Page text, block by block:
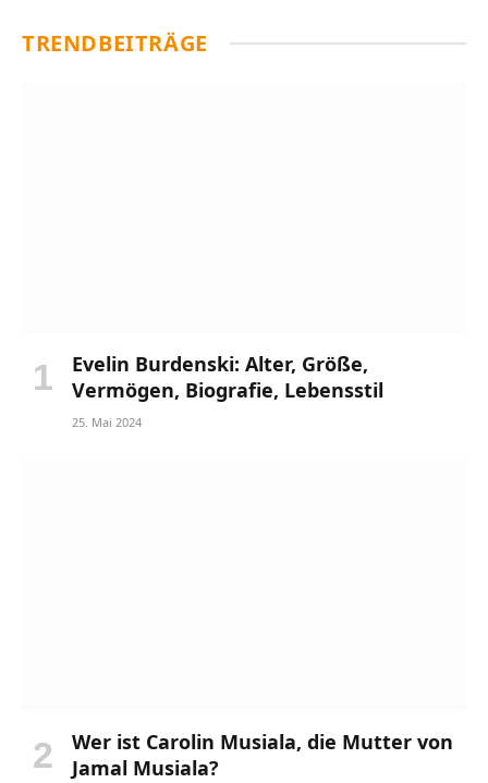
TRENDBEITRÄGE
Evelin Burdenski: Alter, Größe,
Vermögen, Biografie, Lebensstil
25. Mai 2024
Wer ist Carolin Musiala, die Mutter von
Jamal Musiala?